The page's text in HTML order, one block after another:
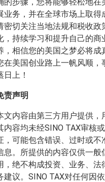
业务，并在全球市场上取得
密切关注当地法规和税收政
，持续学习和提升自己的商
，相信您的美国之梦必将成
在美国创业路上一帆风顺，
日上！
责声明
文内容由第三方用户提供，
内容均未经SINO TAX审核
，可能包含错误、过时或不
息。所提供的内容仅供一般
，绝不构成投资、业务、法
建议。SINO TAX对任何因